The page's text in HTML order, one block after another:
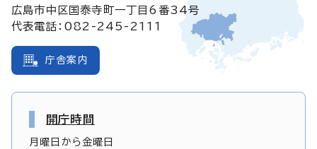
広島市中区国泰寺町一丁目6番34号
代表電話：082-245-2111
庁舎案内
開庁時間
月曜日から金曜日